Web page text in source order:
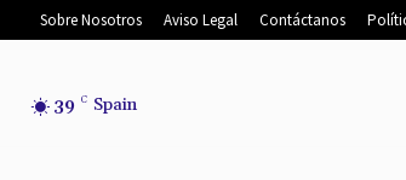
Sobre Nosotros Aviso Legal Contáctanos
39 C Spain